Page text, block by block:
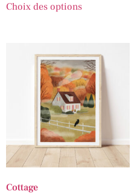
Choix des options
Cottage